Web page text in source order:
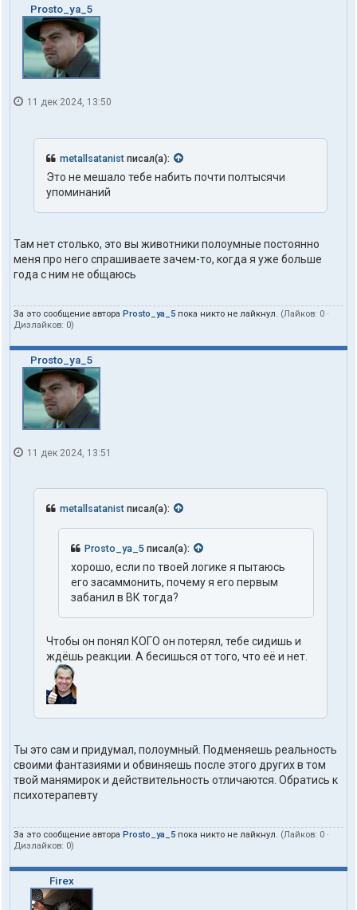
Prosto_ya_5
11 дек 2024, 13:50
metallsatanist писал(а):
Это не мешало тебе набить почти полтысячи
упоминаний
Там нет столько, это вы животники полоумные постоянно
меня про него спрашиваете зачем-то, когда я уже больше
года с ним не общаюсь
За это сообщение автора Prosto_ya_5 пока никто не лайкнул. (Лайков: 0 ·
Дизлайков: 0)
Prosto_ya_5
11 дек 2024, 13:51
metallsatanist писал(а):
Prosto_ya_5 писал(а):
хорошо, если по твоей логике я пытаюсь
его засаммонить, почему я его первым
забанил в ВК тогда?
Чтобы он понял КОГО он потерял, тебе сидишь и
ждёшь реакции. А бесишься от того, что её и нет.
Ты это сам и придумал, полоумный. Подменяешь реальность
своими фантазиями и обвиняешь после этого других в том
твой манямирок и действительность отличаются. Обратись к
психотерапевту
За это сообщение автора Prosto_ya_5 пока никто не лайкнул. (Лайков: 0 ·
Дизлайков: 0)
Firex